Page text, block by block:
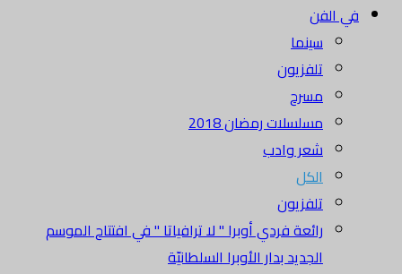
في الفن
سينما
تلفزيون
مسرح
مسلسلات رمضان 2018
شعر وادب
الكل
تلفزيون
رائعة فردي أوبرا " لا ترافياتا " في افتتاح الموسم
الجديد بدار الأوبرا السلطانيّة